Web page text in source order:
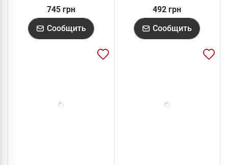
745 грн
Сообщить
492 грн
Сообщить